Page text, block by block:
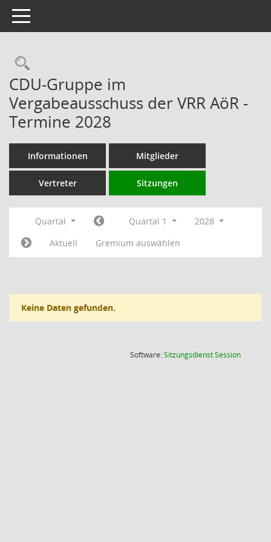
Toggle navigation
Rechercheauswahl
CDU-Gruppe im
Vergabeausschuss der VRR AöR -
Termine 2028
Informationen Mitglieder
Vertreter Sitzungen
Quartal Quartal 1
2028
Aktuell
Gremium auswählen
Keine Daten gefunden.
Software:SitzungsdienstSession(Wird in